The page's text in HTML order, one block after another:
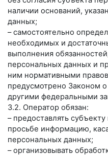
наличии оснований,
данных;
– самостоятельно
необходимых и
выполнения
персональных данных и
ним нормативными
предусмотрено Законом
другими федеральными
3.2. Оператор обязан:
– предоставлять
просьбе информацию,
персональных данных;
– организовывать